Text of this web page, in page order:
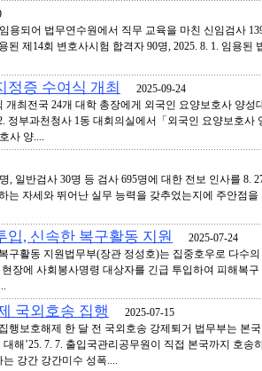
용되어 법무연수원에서 직무 교육을 마친 신임검사
된 제14회 변호사시험 합격자 90명, 2025. 8. 1. 임용된
정증 수여식 개최
2025-09-24
최전국 24개 대학 총장에게 외국인 요양보호사 양성
정부과천청사 1동 대회의실에서「외국인 요양보호사
사 양....
, 일반검사 30명 등 검사 695명에 대한 전보 인사를 8.
는 자세와 뛰어난 실무 능력을 갖추었는지에 주안점을
입, 신속한 복구활동 지원
2025-07-24
구활동 지원법무부(장관 정성호)는 집중호우로 다수의
장에 사회봉사명령 대상자를 긴급 투입하여 피해복구
국외호송 집행
2025-07-15
행보호해제 한 달 전 국외호송 강제퇴거 법무부는 본국
해’25. 7. 7. 출입국관리공무원이 직접 본국까지 호송
강간 강간미수 성폭....